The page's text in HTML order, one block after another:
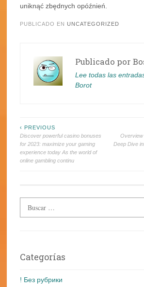
uniknąć zbędnych opóźnień.
PUBLICADO EN UNCATEGORIZED
Publicado por
Lee todas las
Borot
Navegación
de
entradas
‹ PREVIOUS
Discover powerful casino bonuses
for 2023: maximize your gaming
experience today As the world of
online gambling continu
Overview
Deep Dive
Categorías
! Без рубрики